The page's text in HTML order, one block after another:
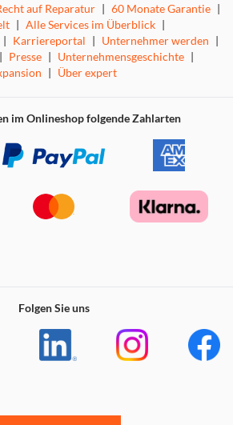
auf Reparatur | 60 Monate Garantie |
| Alle Services im Überblick |
| Karriereportal | Unternehmer werden |
| Presse | Unternehmensgeschichte |
| Über expert
im Onlineshop folgende Zahlarten
Folgen Sie uns